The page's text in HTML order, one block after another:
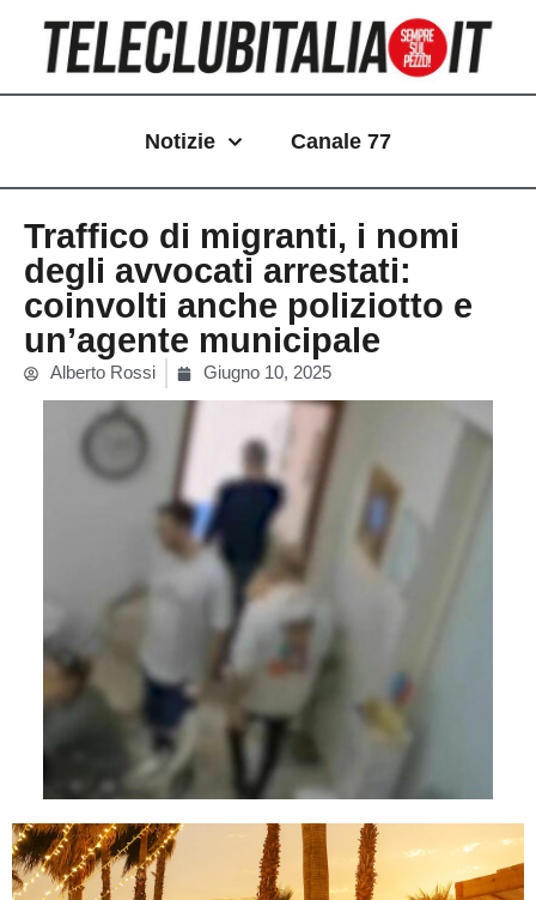
contenuto
Notizie Canale 77
Traffico di migranti, i nomi
degli avvocati arrestati:
coinvolti anche poliziotto e
un’agente municipale
Alberto Rossi Giugno 10, 2025